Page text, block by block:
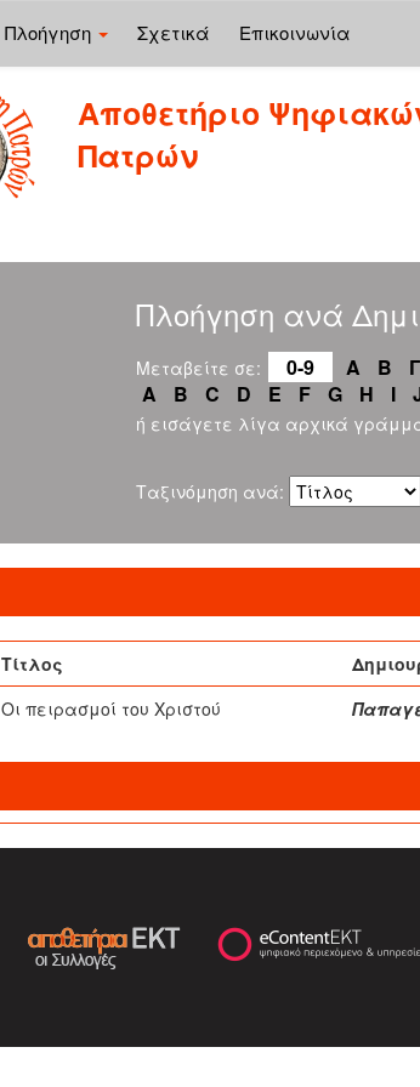
Πλοήγηση Σχετικά Επικοινωνία
Αποθετήριο
Πατρών
Πλοήγηση ανά
Μεταβείτε σε: 0-9 Α Β Γ
A
B C D E F G H I
ή εισάγετε λίγα αρχικά
Ταξινόμηση ανά:
Τίτλος
Οι πειρασμοί του Χριστού